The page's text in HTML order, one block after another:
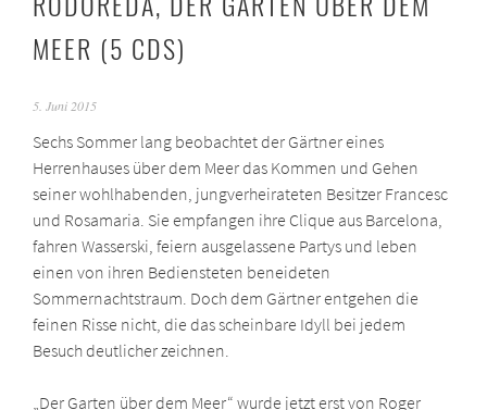
MEER (5 CDS)
5. Juni 2015
Sechs Sommer lang beobachtet der Gärtner eines
Herrenhauses über dem Meer das Kommen und Gehen
seiner wohlhabenden, jungverheirateten Besitzer Francesc
und Rosamaria. Sie empfangen ihre Clique aus Barcelona,
fahren Wasserski, feiern ausgelassene Partys und leben
einen von ihren Bediensteten beneideten
Sommernachtstraum. Doch dem Gärtner entgehen die
feinen Risse nicht, die das scheinbare Idyll bei jedem
Besuch deutlicher zeichnen.
„Der Garten über dem Meer“ wurde jetzt erst von Roger